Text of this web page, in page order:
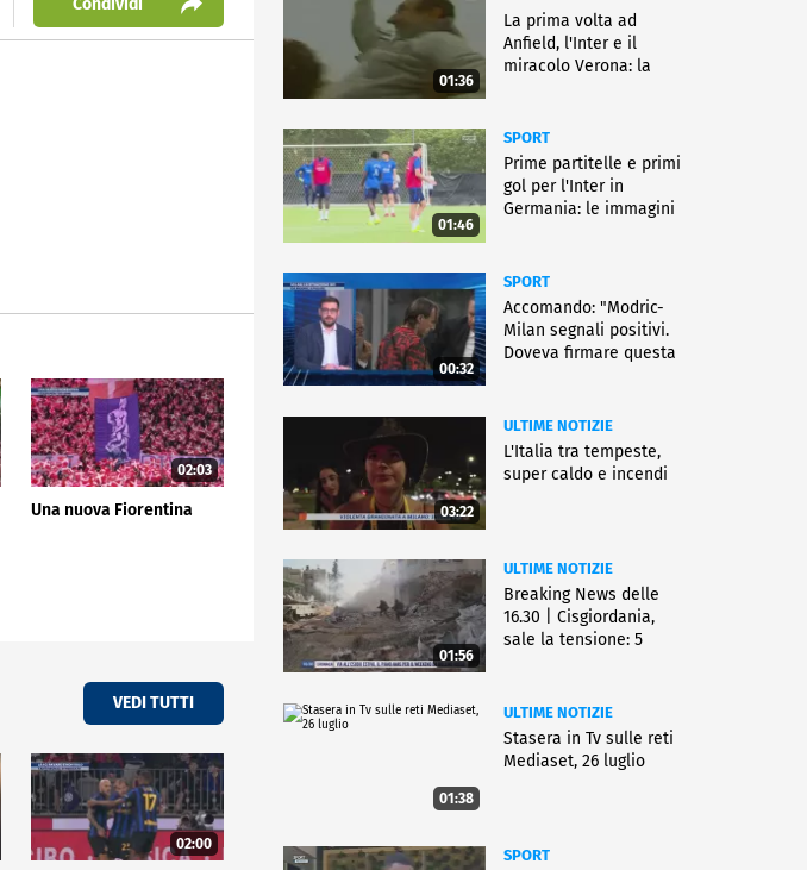
Condividi
02:03
Una nuova Fiorentina
VEDI TUTTI
02:00
01:36
La prima volta ad
Anfield, l'Inter e il
miracolo Verona: la
01:46
SPORT
Prime partitelle e primi
gol per l'Inter in
Germania: le immagini
00:32
SPORT
Accomando: "Modric-
Milan segnali positivi.
Doveva firmare questa
03:22
ULTIME NOTIZIE
L'Italia tra tempeste,
super caldo e incendi
01:56
ULTIME NOTIZIE
Breaking News delle
16.30 | Cisgiordania,
sale la tensione: 5
01:38
ULTIME NOTIZIE
Stasera in Tv sulle reti
Mediaset, 26 luglio
SPORT